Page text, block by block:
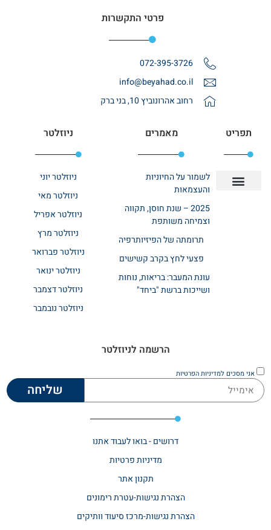
פרטי התקשרות
072-395-3726
info@beyahad.co.il
רחוב אהרונוביץ 10, בני ברק
תפריט מאמרים
לשמור על החיוניות
והעצמאות
2025 – שנת חוסן, תקווה
וצמיחה משותפת
תרומתה של הפיזיותרפיה
פצעי לחץ בקרב קשישים
עונת המעבר: בריאות, נוחות
ושייכות ברשת "ביחד"
ניוזלטר
ניוזלטר יוני
ניוזלטר מאי
ניוזלטר אפריל
ניוזלטר מרץ
ניוזלטר פברואר
ניוזלטר ינואר
ניוזלטר דצמבר
ניוזלטר נובמבר
הרשמה לניוזלטר
אני מסכים למדיניות הפרטיות
שליחה
דרושים - בואו לעבוד אתנו
מדיניות פרטיות
תקנון אתר​
הצהרת נגישות-עטרת רימונים
הצהרת נגישות-מרכז סיעוד וותיקים